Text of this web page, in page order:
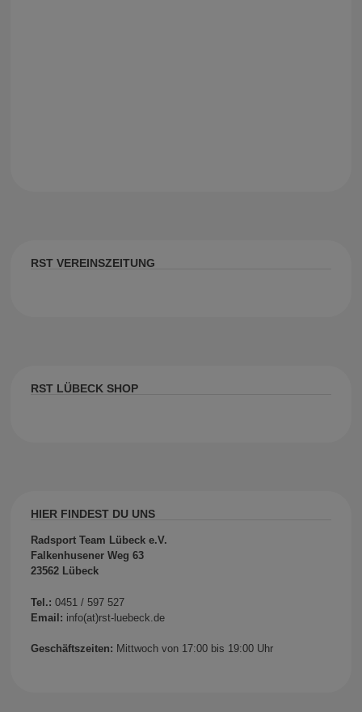
RST VEREINSZEITUNG
RST LÜBECK SHOP
HIER FINDEST DU UNS
Radsport Team Lübeck e.V.
Falkenhusener Weg 63
23562 Lübeck
Tel.: 0451 / 597 527
Email: info(at)rst-luebeck.de
Geschäftszeiten: Mittwoch von 17:00 bis 19:00 Uhr